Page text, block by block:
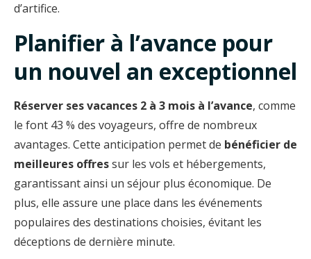
d’artifice.
Planifier à l’avance pour
un nouvel an exceptionnel
Réserver ses vacances 2 à 3 mois à l’avance, comme
le font 43 % des voyageurs, offre de nombreux
avantages. Cette anticipation permet de bénéficier de
meilleures offressur les vols et hébergements,
garantissant ainsi un séjour plus économique. De
plus, elle assure une place dans les événements
populaires des destinations choisies, évitant les
déceptions de dernière minute.